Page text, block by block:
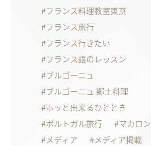
フランス料理教室東京
フランス旅行
フランス行きたい
フランス語のレッスン
ブルゴーニュ
ブルゴーニュ 郷土料理
ホッと出来るひととき
ポルトガル旅行
マカロン
メディア
メディア掲載